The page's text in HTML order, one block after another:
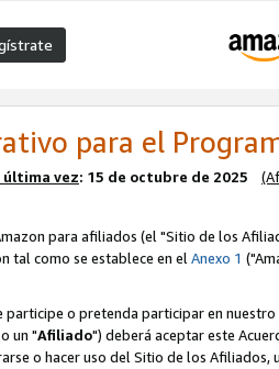
para el
ltima vez: 15 de octubre de 2025
para afiliados (el "Sitio de los
tal como se establece en elAnexo 1
participe o pretenda participar en
un "Afiliado") deberá aceptar este
o hacer uso del Sitio de los